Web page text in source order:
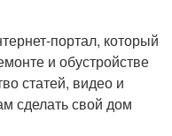
портал, который
и обустройстве
статей, видео и
сделать свой дом